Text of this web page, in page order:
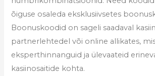
õiguse osaleda eksklusiivsetes
Boonuskoodid on sageli saadaval
partnerlehtedel või online allikates,
eksperthinnanguid ja ülevaateid
kasiinosaitide kohta.